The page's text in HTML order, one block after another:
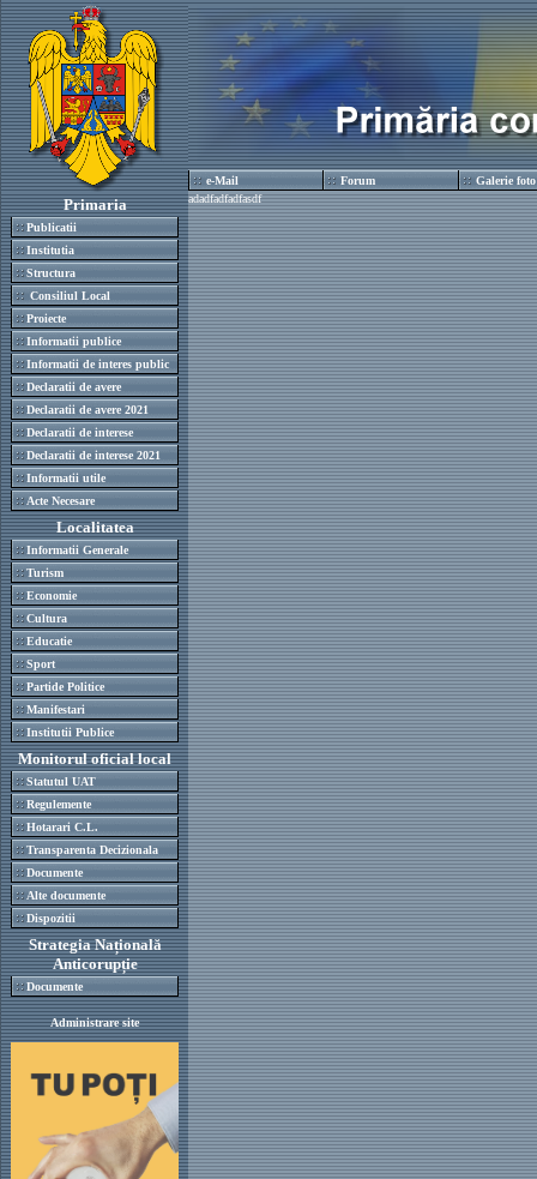
e-Mail Forum Galerie foto
Primaria
Publicatii
Institutia
Structura
Consiliul Local
Proiecte
Informatii publice
Informatii de interes public
Declaratii de avere
Declaratii de avere 2021
Declaratii de interese
Declaratii de interese 2021
Informatii utile
Acte Necesare
Localitatea
Informatii Generale
Turism
Economie
Cultura
Educatie
Sport
Partide Politice
Manifestari
Institutii Publice
Monitorul oficial local
Statutul UAT
Regulemente
Hotarari C.L.
Transparenta Decizionala
Documente
Alte documente
Dispozitii
Strategia Națională
Anticorupție
Documente
Administrare site
adadfadfadfasdf